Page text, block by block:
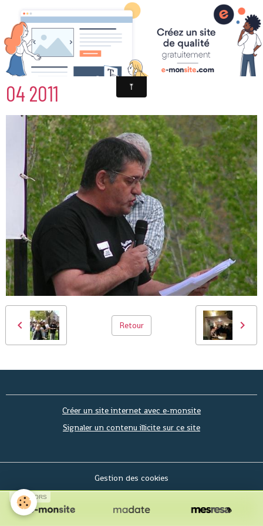
NON AU GAZ DE SCHISTE NANT 17
04 2011
Retour
Créer un site internet avec e-monsite
Signaler un contenu illicite sur ce site
Gestion des cookies
SPONSORS